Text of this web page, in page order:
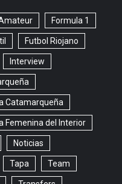
Formula 1
Futbol Riojano
Interview
Catamarqueña
Femenina del Interior
Noticias
Tapa Team